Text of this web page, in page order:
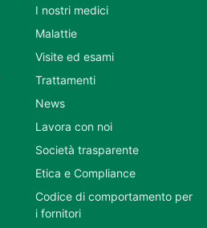
I nostri medici
Malattie
Visite ed esami
Trattamenti
News
Lavora con noi
Società trasparente
Etica e Compliance
Codice di comportamento per
i fornitori